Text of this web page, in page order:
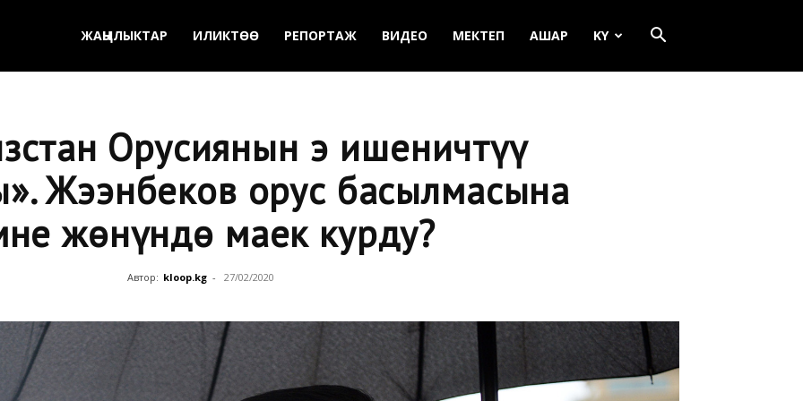
ЖАҢЫЛЫКТАР ИЛИКТӨӨ РЕПОРТАЖ ВИДЕО МЕКТЕП АШАР KY
Орусиянын эң ишеничтүү
Жээнбеков орус басылмасына
жөнүндө маек курду?
Автор: kloop.kg - 27/02/2020